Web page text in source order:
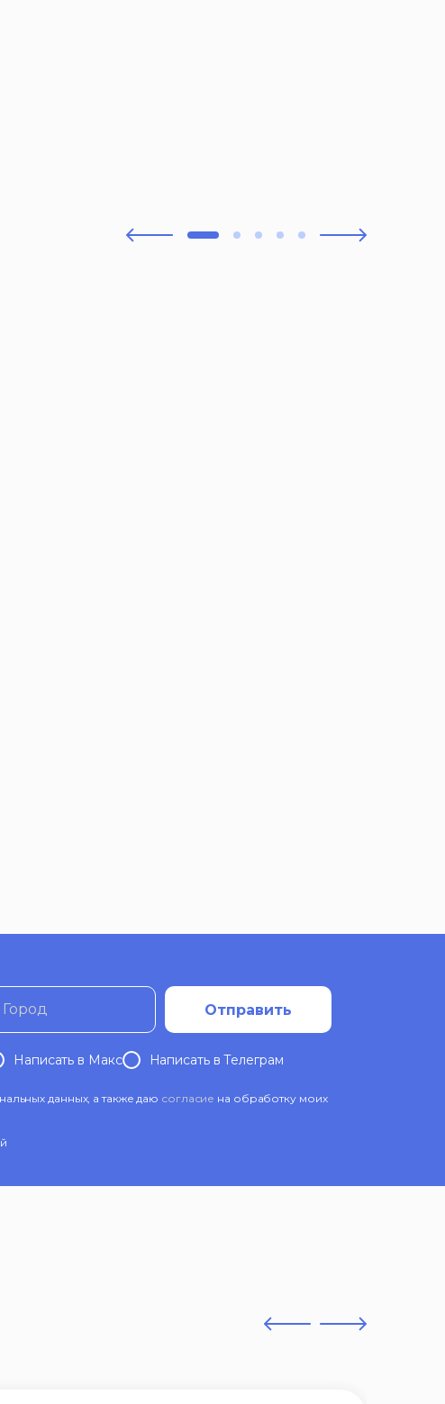
Город Отправить
Написать в Mакс Написать в Телеграм
данных, а также даю согласие на обработку моих